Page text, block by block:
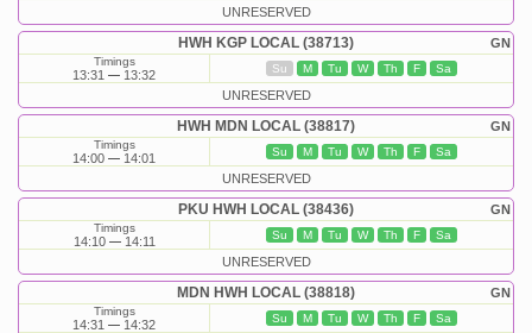
UNRESERVED
GN
HWH KGP LOCAL (38713)
Timings
13:31 13:32 Su M Tu W Th F Sa
UNRESERVED
GN
HWH MDN LOCAL (38817)
Timings
14:00 14:01 Su M Tu W Th F Sa
UNRESERVED
GN
PKU HWH LOCAL (38436)
Timings
14:10 14:11 Su M Tu W Th F Sa
UNRESERVED
GN
MDN HWH LOCAL (38818)
Timings
14:31 14:32 Su M Tu W Th F Sa